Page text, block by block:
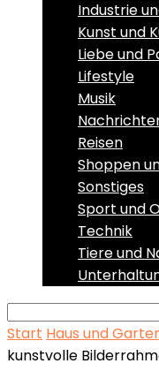
Industrie
Kunst und
Liebe und
Lifestyle
Musik
Reisen
Shoppen
Sonstiges
Sport und
Technik
Tiere und
Start Haus und
kunstvolle